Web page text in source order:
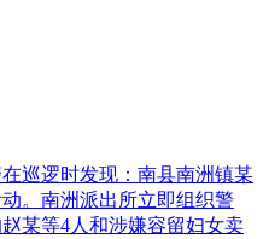
巡逻时发现：南县南洲镇某
。南洲派出所立即组织警
某等4人和涉嫌容留妇女卖